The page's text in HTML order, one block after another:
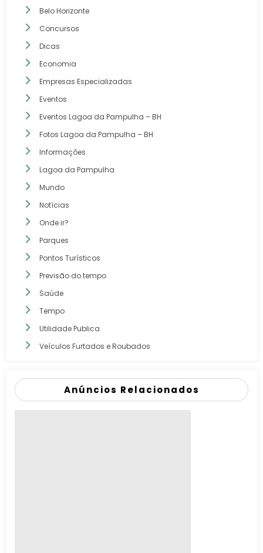
Belo Horizonte
Concursos
Dicas
Economia
Empresas Especializadas
Eventos
Eventos Lagoa da Pampulha – BH
Fotos Lagoa da Pampulha – BH
Informações
Lagoa da Pampulha
Mundo
Notícias
Onde ir?
Parques
Pontos Turísticos
Previsão do tempo
Saúde
Tempo
Utilidade Publica
Veículos Furtados e Roubados
Anúncios Relacionados